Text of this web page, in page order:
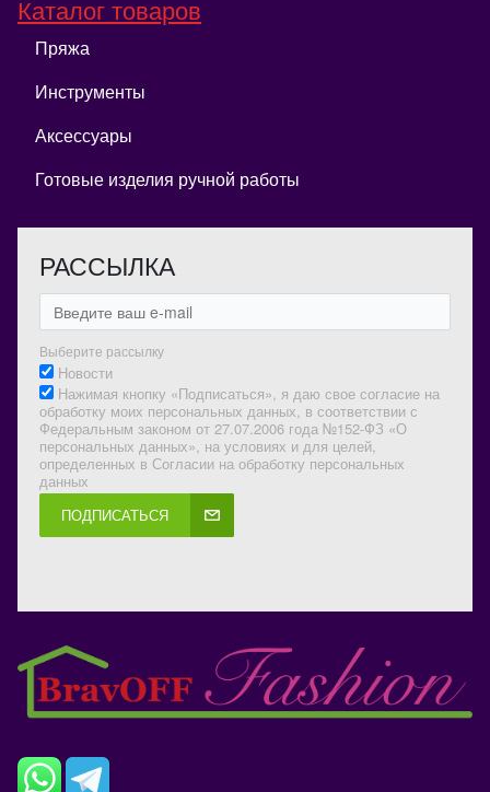
Каталог товаров
Пряжа
Инструменты
Аксессуары
Готовые изделия ручной работы
РАССЫЛКА
Выберите рассылку
Новости
Нажимая кнопку «Подписаться», я даю свое согласие на
обработку моих персональных данных, в соответствии с
Федеральным законом от 27.07.2006 года №152-ФЗ «О
персональных данных», на условиях и для целей,
определенных в Согласии на обработку персональных
данных
ПОДПИСАТЬСЯ